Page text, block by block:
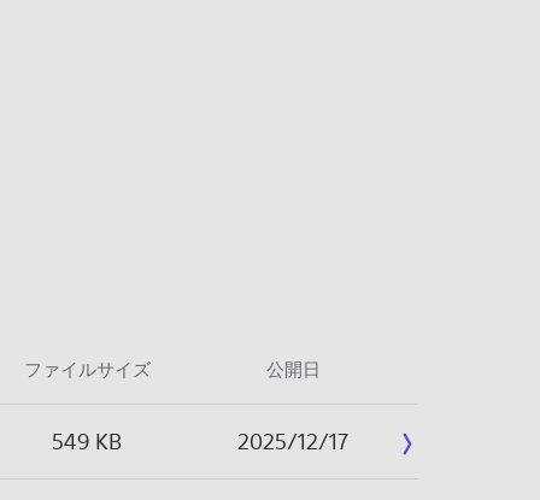
ファイルサイズ 公開日
549 KB 2025/12/17